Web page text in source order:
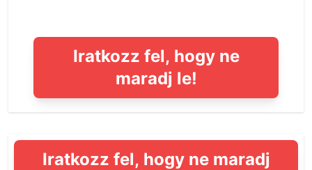
Iratkozz fel, hogy ne
maradj le!
Iratkozz fel, hogy ne maradj